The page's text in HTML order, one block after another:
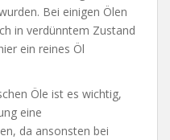
Bei einigen Ölen
in verdünntem Zustand
ein reines Öl
Öle ist es wichtig,
eine
da ansonsten bei